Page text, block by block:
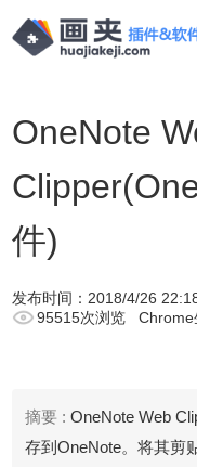
OneNote
件)
发布时间： 2018/4/26
95515次浏览
Chrome
摘要 : OneNote Web
存到OneNote。将其剪